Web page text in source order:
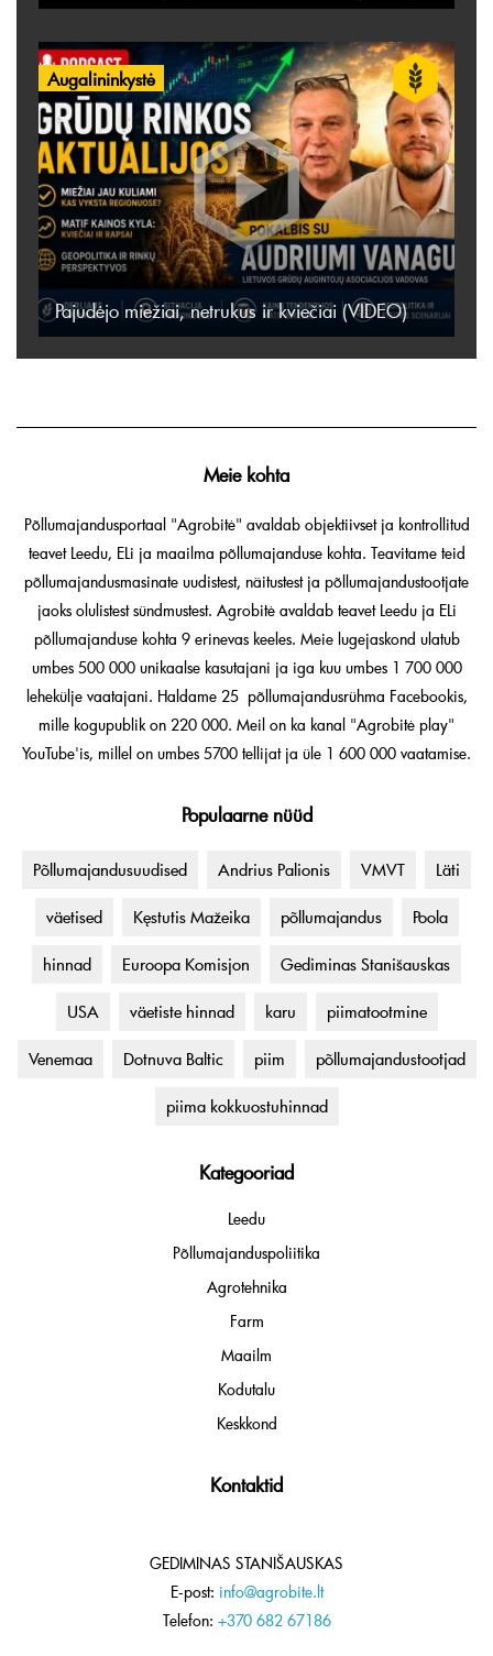
Augalininkystė
Pajudėjo miežiai, netrukus ir kviečiai (VIDEO)
Meie kohta
Põllumajandusportaal "Agrobitė" avaldab objektiivset ja kontrollitud
teavet Leedu, ELi ja maailma põllumajanduse kohta. Teavitame teid
põllumajandusmasinate uudistest, näitustest ja põllumajandustootjate
jaoks olulistest sündmustest. Agrobitė avaldab teavet Leedu ja ELi
põllumajanduse kohta 9 erinevas keeles. Meie lugejaskond ulatub
umbes 500 000 unikaalse kasutajani ja iga kuu umbes 1 700 000
lehekülje vaatajani. Haldame 25 põllumajandusrühma Facebookis,
mille kogupublik on 220 000. Meil on ka kanal "Agrobitė play"
YouTube'is, millel on umbes 5700 tellijat ja üle 1 600 000 vaatamise.
Populaarne nüüd
Põllumajandusuudised Andrius Palionis VMVT Läti
väetised Kęstutis Mažeika põllumajandus Poola
hinnad Euroopa Komisjon Gediminas Stanišauskas
USA väetiste hinnad karu piimatootmine
Venemaa Dotnuva Baltic piim põllumajandustootjad
piima kokkuostuhinnad
Kategooriad
Leedu
Põllumajanduspoliitika
Agrotehnika
Farm
Maailm
Kodutalu
Keskkond
Kontaktid
GEDIMINAS STANIŠAUSKAS
E-post: info@agrobite.lt
Telefon: +370 682 67186